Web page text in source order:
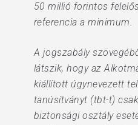
50 millió forintos
referencia a minimum.
A jogszabály
látszik, hogy az
kiállított úgynevezett
tanúsítványt (tbt-t) csak
biztonsági osztály